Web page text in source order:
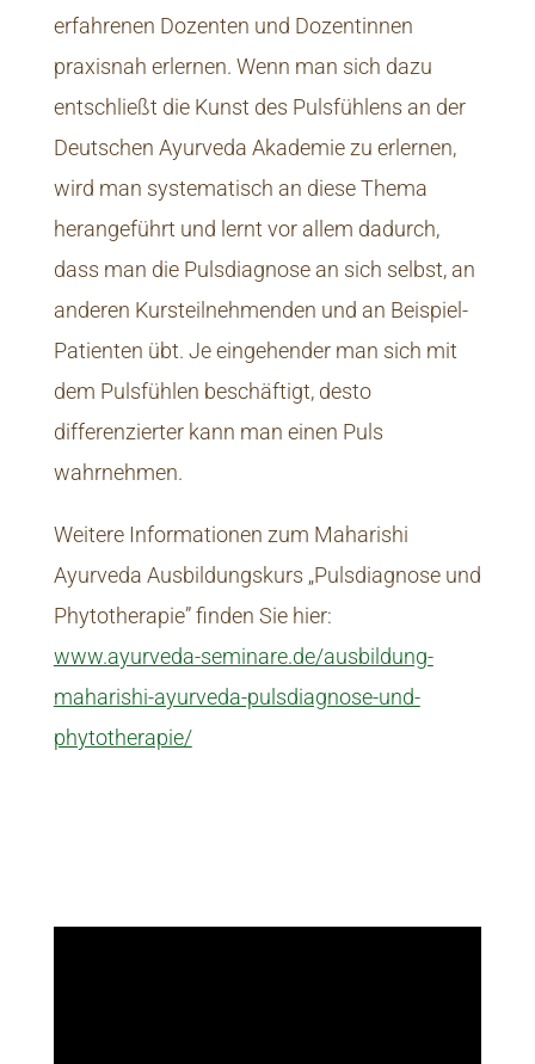
erfahrenen Dozenten und Dozentinnen
praxisnah erlernen. Wenn man sich dazu
entschließt die Kunst des Pulsfühlens an der
Deutschen Ayurveda Akademie zu erlernen,
wird man systematisch an diese Thema
herangeführt und lernt vor allem dadurch,
dass man die Pulsdiagnose an sich selbst, an
anderen Kursteilnehmenden und an Beispiel-
Patienten übt. Je eingehender man sich mit
dem Pulsfühlen beschäftigt, desto
differenzierter kann man einen Puls
wahrnehmen.
Weitere Informationen zum Maharishi
Ayurveda Ausbildungskurs „Pulsdiagnose und
Phytotherapie” finden Sie hier:
www.ayurveda-seminare.de/ausbildung-
maharishi-ayurveda-pulsdiagnose-und-
phytotherapie/